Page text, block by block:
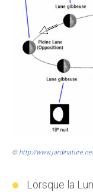
© http://
Lorsque la